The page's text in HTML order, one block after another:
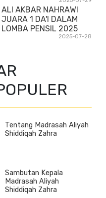
ALI AKBAR NAHRAWI
JUARA 1 DA'I DALAM
LOMBA PENSIL 2025
2025-07-28
Tentang Madrasah Aliyah
Shiddiqah Zahra
Sambutan Kepala
Madrasah Aliyah
Shiddiqah Zahra